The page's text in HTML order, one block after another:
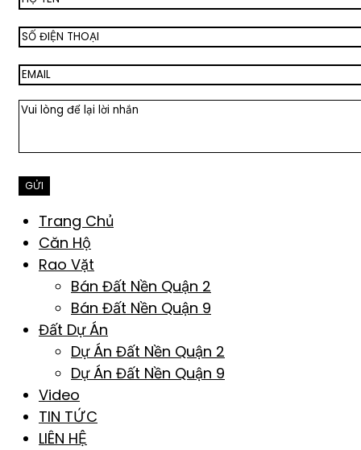
Trang Chủ
Căn Hộ
Rao Vặt
Bán Đất Nền Quận 2
Bán Đất Nền Quận 9
Đất Dự Án
Dự Án Đất Nền Quận 2
Dự Án Đất Nền Quận 9
Video
TIN TỨC
LIÊN HỆ